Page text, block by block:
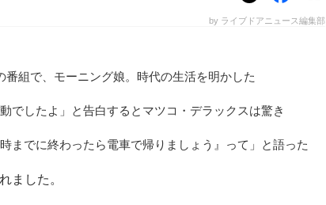
by ライブドアニュース編集部
番組で、モーニング娘。時代の生活を明かした
でしたよ」と告白するとマツコ・デラックスは驚き
までに終わったら電車で帰りましょう』って」と語った
ました。